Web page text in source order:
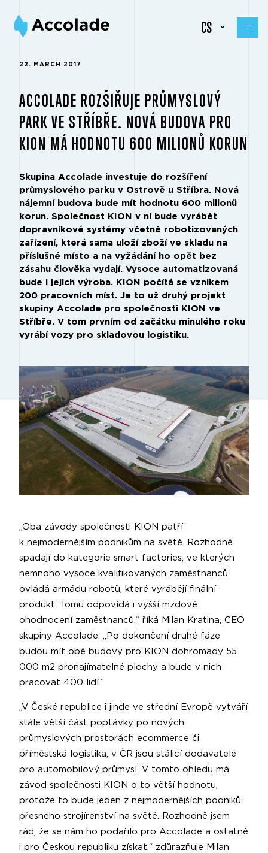
CS
22. MARCH 2017
ACCOLADE ROZŠIŘUJE PRŮMYSLOVÝ
PARK VE STŘÍBŘE. NOVÁ BUDOVA PRO
KION MÁ HODNOTU 600 MILIONŮ KORUN
Skupina Accolade investuje do rozšíření
průmyslového parku v Ostrově u Stříbra. Nová
nájemní budova bude mít hodnotu 600 milionů
korun. Společnost KION v ní bude vyrábět
dopravníkové systémy včetně robotizovaných
zařízení, která sama uloží zboží ve skladu na
příslušné místo a na vyžádání ho opět bez
zásahu člověka vydají. Vysoce automatizovaná
bude i jejich výroba. KION počítá se vznikem
200 pracovních míst. Je to už druhý projekt
skupiny Accolade pro společnosti KION ve
Stříbře. V tom prvním od začátku minulého roku
vyrábí vozy pro skladovou logistiku.
„Oba závody společnosti KION patří
k nejmodernějším podnikům na světě. Rozhodně
spadají do kategorie smart factories, ve kterých
nemnoho vysoce kvalifikovaných zaměstnanců
ovládá armádu robotů, které vyrábějí finální
produkt. Tomu odpovídá i vyšší mzdové
ohodnocení zaměstnanců,“ říká Milan Kratina, CEO
skupiny Accolade. „Po dokončení druhé fáze
budou mít obě budovy pro KION dohromady 55
000 m2 pronajímatelné plochy a bude v nich
pracovat 400 lidí.“
„V České republice i jinde ve střední Evropě vytváří
stále větší část poptávky po nových
průmyslových prostorách ecommerce či
příměstská logistika; v ČR jsou stálicí dodavatelé
pro automobilový průmysl. V tomto ohledu má
závod společnosti KION o to větší hodnotu,
protože to bude jeden z nejmodernějších podniků
přesného strojírenství na světě. Rozhodně jsem
rád, že se nám ho podařilo pro Accolade a ostatně
i pro Českou republiku získat,“ zdůrazňuje Milan